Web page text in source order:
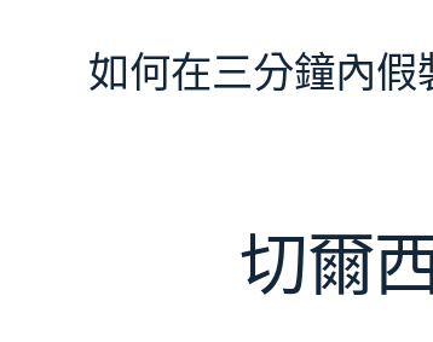
如何在三分鐘內
切爾